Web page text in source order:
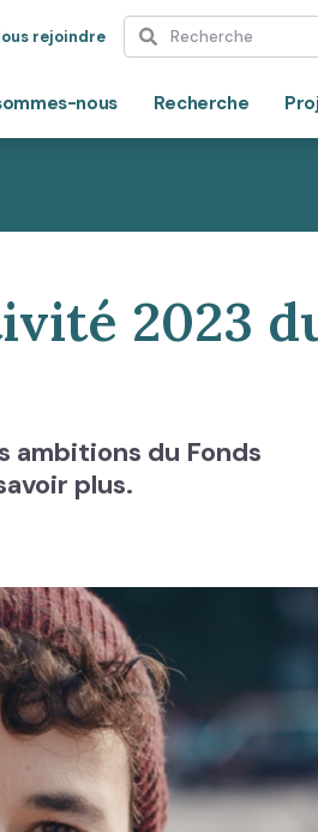
rejoindre
nous Recherche
2023
ambitions du Fonds
plus.